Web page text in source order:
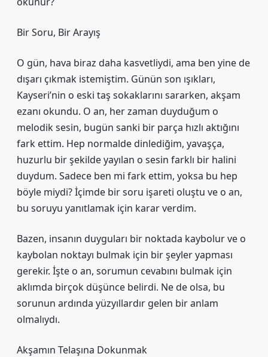
Bir Soru, Bir Arayış
O gün, hava biraz daha kasvetliydi, ama ben yine de
dışarı çıkmak istemiştim. Günün son ışıkları,
Kayseri’nin o eski taş sokaklarını sararken, akşam
ezanı okundu. O an, her zaman duyduğum o
melodik sesin, bugün sanki bir parça hızlı aktığını
fark ettim. Hep normalde dinlediğim, yavaşça,
huzurlu bir şekilde yayılan o sesin farklı bir halini
duydum. Sadece ben mi fark ettim, yoksa bu hep
böyle miydi? İçimde bir soru işareti oluştu ve o an,
bu soruyu yanıtlamak için karar verdim.
Bazen, insanın duyguları bir noktada kaybolur ve o
kaybolan noktayı bulmak için bir şeyler yapması
gerekir. İşte o an, sorumun cevabını bulmak için
aklımda birçok düşünce belirdi. Ne de olsa, bu
sorunun ardında yüzyıllardır gelen bir anlam
olmalıydı.
Akşamın Telaşına Dokunmak